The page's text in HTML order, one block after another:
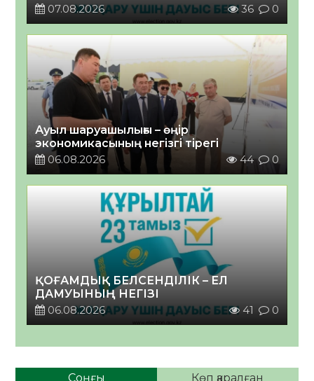
07.08.2026
36 0
Ауыл шаруашылығы – өңір
экономикасының негізгі тірегі
06.08.2026
44 0
ҚОҒАМДЫҚ БЕЛСЕНДІЛІК – ЕЛ
ДАМУЫНЫҢ НЕГІЗІ
06.08.2026
41 0
Соңғы Көп қаралған